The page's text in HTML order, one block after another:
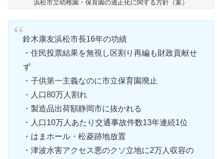
浜松市立幼稚園・保育園の適正化に関する方針（案）
鈴木康友浜松市長16年の功績
・住民投票結果を無視し区割り再編も財政貢献せ
ず
・子供第一主義なのに市立保育園廃止
・人口80万人割れ
・製造品出荷額静岡市に抜かれる
・人口10万人あたり交通事故件数13年連続1位
・はまホール・松菱跡地放置
・津波水害アクセス悪のクソ立地に2万人収容の